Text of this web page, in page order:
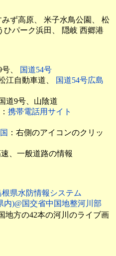
みず高原、 米子水鳥公園、 松
ひパーク浜田、 隠岐 西郷港
号、
国道54号
江自動車道、
国道54号広島
道9号、山陰道
： 携帯電話用サイト
：右側のアイコンのクリッ
、一般道路の情報
根県水防情報システム
内)@国交省中国地整河川部
地方の42本の河川のライブ画